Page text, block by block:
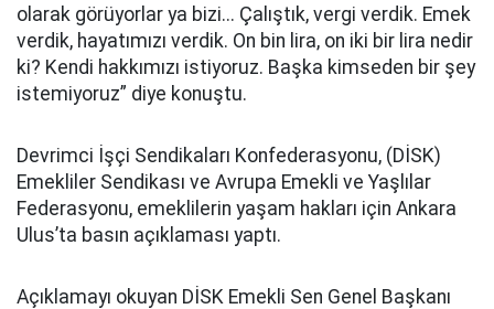
olarak görüyorlar ya bizi... Çalıştık, vergi verdik. Emek
verdik, hayatımızı verdik. On bin lira, on iki bir lira nedir
ki? Kendi hakkımızı istiyoruz. Başka kimseden bir şey
istemiyoruz” diye konuştu.
Devrimci İşçi Sendikaları Konfederasyonu, (DİSK)
Emekliler Sendikası ve Avrupa Emekli ve Yaşlılar
Federasyonu, emeklilerin yaşam hakları için Ankara
Ulus’ta basın açıklaması yaptı.
Açıklamayı okuyan DİSK Emekli Sen Genel Başkanı